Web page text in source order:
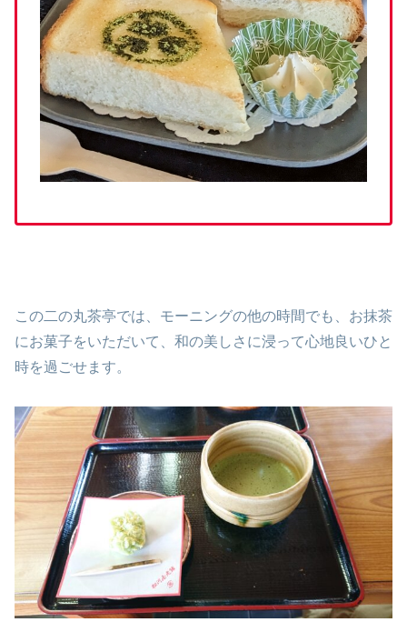
この二の丸茶亭では、モーニングの他の時間でも、お抹茶
にお菓子をいただいて、和の美しさに浸って心地良いひと
時を過ごせます。